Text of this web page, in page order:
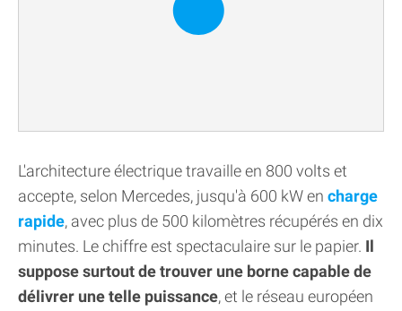
L'architecture électrique travaille en 800 volts et
accepte, selon Mercedes, jusqu'à 600 kW en charge
rapide, avec plus de 500 kilomètres récupérés en dix
minutes. Le chiffre est spectaculaire sur le papier. Il
suppose surtout de trouver une borne capable de
délivrer une telle puissance, et le réseau européen